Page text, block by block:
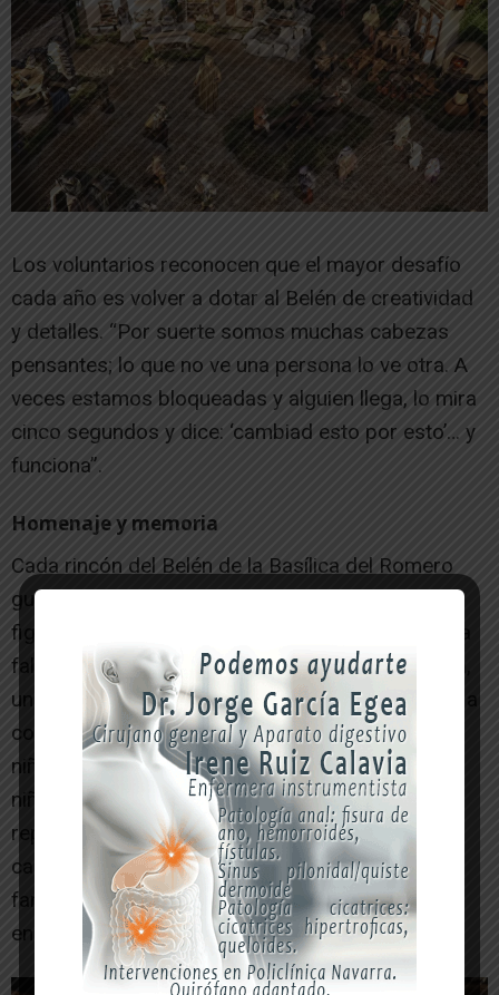
Los voluntarios reconocen que el mayor desafío
cada año es volver a dotar al Belén de creatividad
y detalles. “Por suerte somos muchas cabezas
pensantes; lo que no ve una persona lo ve otra. A
veces estamos bloqueadas y alguien llega, lo mira
cinco segundos y dice: ‘cambiad esto por esto’… y
funciona”.
Homenaje y memoria
Cada rincón del Belén de la Basílica del Romero
guarda historias personales que emocionan. La
figura de panadero que perteneció a un vecino ya
fallecido. Un puesto de bordados en honor a Ana,
una persona muy querida en el pueblo, dedicada a
coser durante generaciones las que llevan los
niños y niñas en el colegio para generaciones de
niños. Muchos materiales reciclados,
reproducciones antiguos comercios, trujales y
casas desaparecidas o figuras entregadas por
familias para que su memoria “se mantenga viva
en el Belén”.